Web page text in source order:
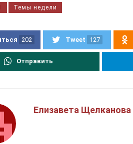
Темы недели
202 Tweet 127
Отправить
Елизавета Щелканова